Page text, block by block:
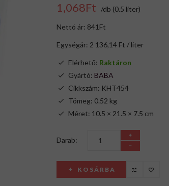
1,068Ft /db (0.5 liter)
Nettó ár: 841Ft
Egységár: 2 136,14 Ft / liter
Elérhető: Raktáron
Gyártó: BABA
Cikkszám: KHT454
Tömeg: 0.52 kg
Méret: 10.5 × 21.5 × 7.5 cm
Darab:
KOSÁRBA